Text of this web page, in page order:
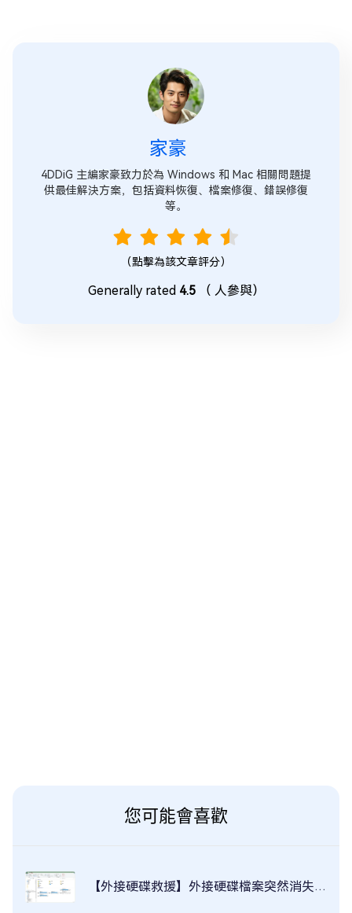
家豪
4DDiG 主編家豪致力於為 Windows 和 Mac 相關問題提
供最佳解決方案，包括資料恢復、檔案修復、錯誤修復
等。
（點擊為該文章評分）
Generally rated 4.5（ 人參與）
您可能會喜歡
【外接硬碟救援】外接硬碟檔案突然消失怎麼辦？